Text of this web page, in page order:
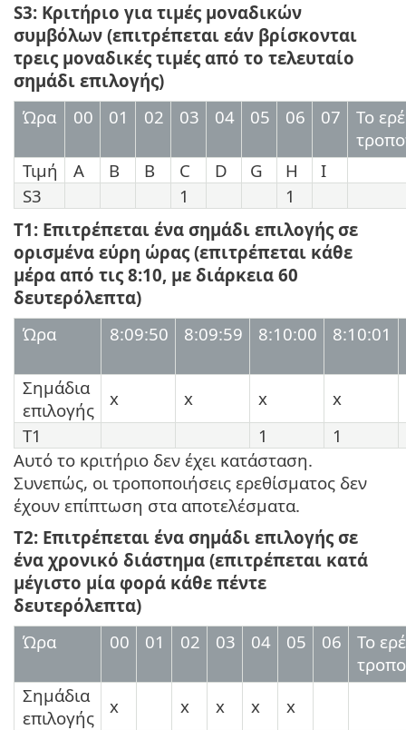
S3: Κριτήριο για τιμές μοναδικών
συμβόλων (επιτρέπεται εάν βρίσκονται
τρεις μοναδικές τιμές από το τελευταίο
σημάδι επιλογής)
Ώρα
00 01 02 03 04 05 06 07
Το
Τιμή
Α B B C D G H
I
S3
1
1
T1: Επιτρέπεται ένα σημάδι επιλογής σε
ορισμένα εύρη ώρας (επιτρέπεται κάθε
μέρα από τις 8:10, με διάρκεια 60
δευτερόλεπτα)
Ώρα
8:09:50 8:09:59 8:10:00 8:10:01
Σημάδια
επιλογής
x x x
x
T1
1
1
Αυτό το κριτήριο δεν έχει κατάσταση.
Συνεπώς, οι τροποποιήσεις ερεθίσματος δεν
έχουν επίπτωση στα αποτελέσματα.
T2: Επιτρέπεται ένα σημάδι επιλογής σε
ένα χρονικό διάστημα (επιτρέπεται κατά
μέγιστο μία φορά κάθε πέντε
δευτερόλεπτα)
Ώρα
00 01 02 03 04 05 06
Το
Σημάδια
επιλογής
x x x x
x